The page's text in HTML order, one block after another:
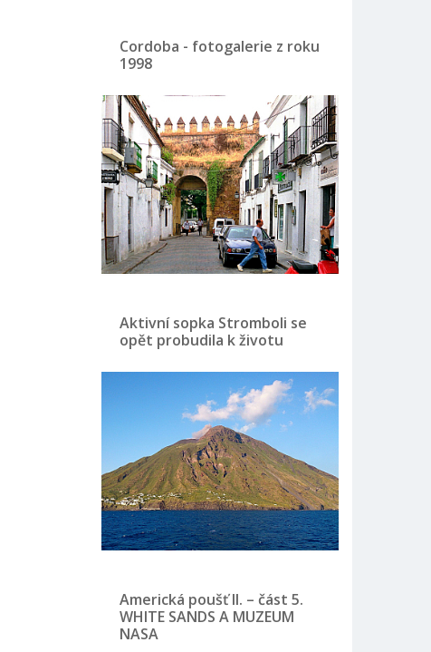
Cordoba - fotogalerie z roku
1998
Aktivní sopka Stromboli se
opět probudila k životu
Americká poušť II. – část 5.
WHITE SANDS A MUZEUM
NASA